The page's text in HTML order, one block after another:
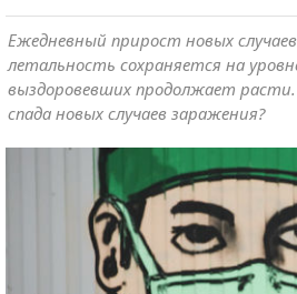
Ежедневный прирост новых
летальность сохраняется на
выздоровевших продолжает
спада новых случаев заражения?